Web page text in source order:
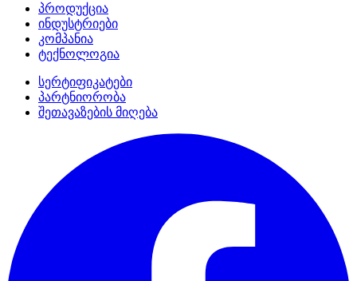
პროდუქცია
ინდუსტრიები
კომპანია
ტექნოლოგია
სერტიფიკატები
პარტნიორობა
შეთავაზების მიღება